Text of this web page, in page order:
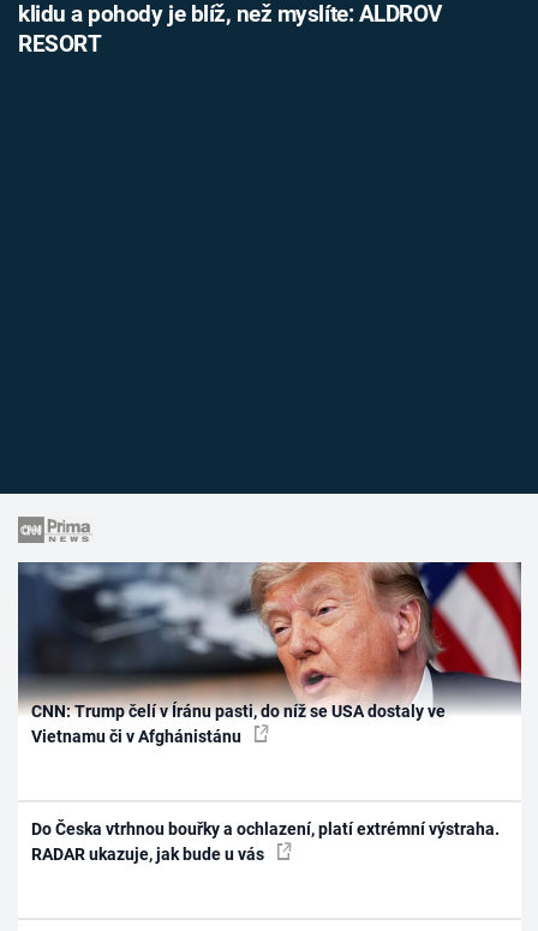
klidu a pohody je blíž, než myslíte: ALDROV
RESORT
CNN: Trump čelí v Íránu pasti, do níž se USA dostaly ve
Vietnamu či v Afghánistánu
Do Česka vtrhnou bouřky a ochlazení, platí extrémní výstraha.
RADAR ukazuje, jak bude u vás